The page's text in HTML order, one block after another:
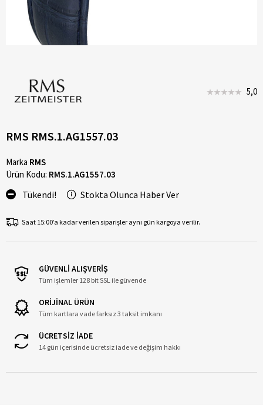
5,0
RMS RMS.1.AG1557.03
Marka RMS
Ürün Kodu: RMS.1.AG1557.03
Tükendi! Stokta Olunca Haber Ver
Saat 15:00’a kadar verilen siparişler aynı gün kargoya verilir.
GÜVENLİ ALIŞVERİŞ
Tüm işlemler 128 bit SSL ile güvende
ORİJİNAL ÜRÜN
Tüm kartlara vade farksız 3 taksit imkanı
ÜCRETSİZ İADE
14 gün içerisinde ücretsiz iade ve değişim hakkı